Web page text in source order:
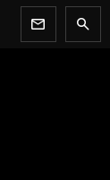
newsletter search